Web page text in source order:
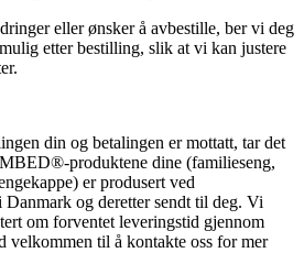
eller ønsker å avbestille, ber vi deg
etter bestilling, slik at vi kan justere
din og betalingen er mottatt, tar det
produktene dine (familieseng,
er produsert ved
og deretter sendt til deg. Vi
om forventet leveringstid gjennom
velkommen til å kontakte oss for mer